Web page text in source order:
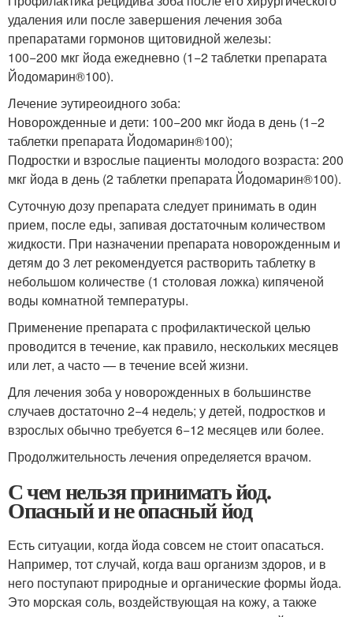
удаления или после завершения лечения зоба
препаратами гормонов щитовидной железы:
100−200 мкг йода ежедневно (1−2 таблетки препарата
Йодомарин®100).
Лечение эутиреоидного зоба:
Новорожденные и дети: 100−200 мкг йода в день (1−2
таблетки препарата Йодомарин®100);
Подростки и взрослые пациенты молодого возраста: 200
мкг йода в день (2 таблетки препарата Йодомарин®100).
Суточную дозу препарата следует принимать в один
прием, после еды, запивая достаточным количеством
жидкости. При назначении препарата новорожденным и
детям до 3 лет рекомендуется растворить таблетку в
небольшом количестве (1 столовая ложка) кипяченой
воды комнатной температуры.
Применение препарата с профилактической целью
проводится в течение, как правило, нескольких месяцев
или лет, а часто — в течение всей жизни.
Для лечения зоба у новорожденных в большинстве
случаев достаточно 2−4 недель; у детей, подростков и
взрослых обычно требуется 6−12 месяцев или более.
Продолжительность лечения определяется врачом.
С чем нельзя принимать йод.
Опасный и не опасный йод
Есть ситуации, когда йода совсем не стоит опасаться.
Например, тот случай, когда ваш организм здоров, и в
него поступают природные и органические формы йода.
Это морская соль, воздействующая на кожу, а также